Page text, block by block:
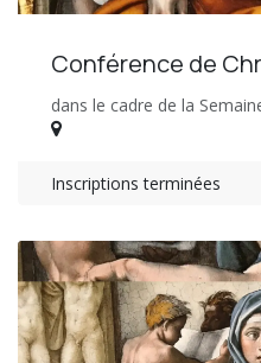
Conférence de
dans le cadre de la
Inscriptions terminées